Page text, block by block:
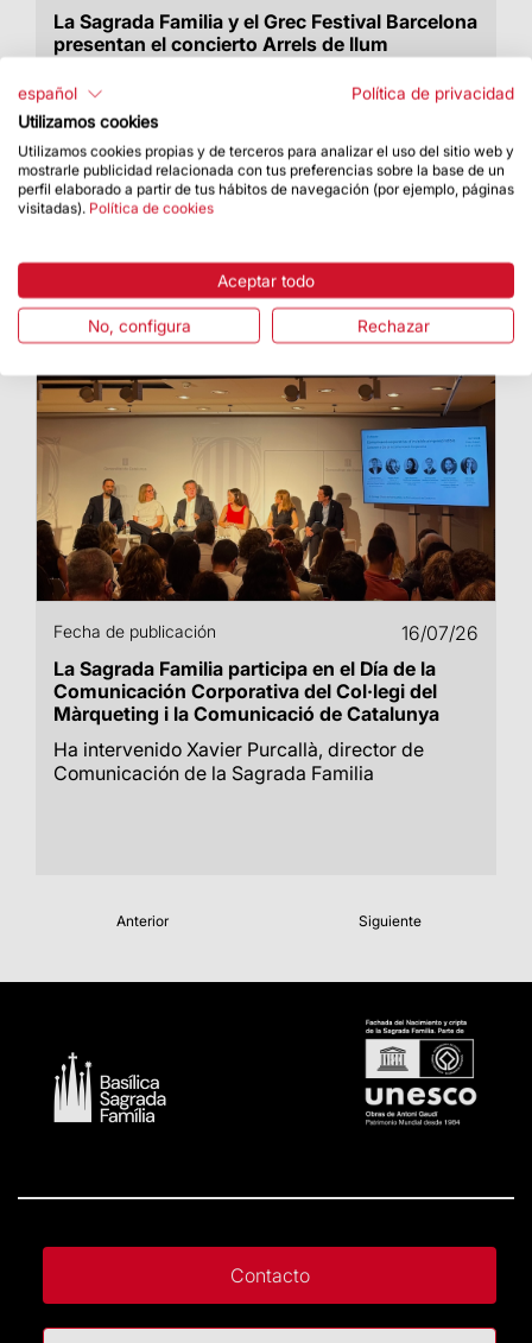
La Sagrada Familia y el Grec Festival Barcelona
presentan el concierto Arrels de llum
La Basílica ha acogido una propuesta artística
con el Cor Cererols, Lídia Pujol y Maria Arnal
Fecha de publicación
16/07/26
La Sagrada Familia participa en el Día de la
Comunicación Corporativa del Col·legi del
Màrqueting i la Comunicació de Catalunya
Ha intervenido Xavier Purcallà, director de
Comunicación de la Sagrada Familia
Anterior Siguiente
Contacto
español
Política de privacidad
Utilizamos cookies
Utilizamos cookies propias y de terceros para analizar el uso del sitio web y
mostrarle publicidad relacionada con tus preferencias sobre la base de un
perfil elaborado a partir de tus hábitos de navegación (por ejemplo, páginas
visitadas). Política de cookies
Aceptar todo
No, configura Rechazar